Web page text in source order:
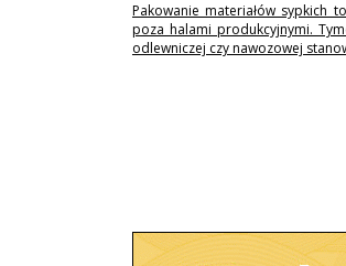
Pakowanie materiałów sypkich
poza halami produkcyjnymi.
odlewniczej czy nawozowej